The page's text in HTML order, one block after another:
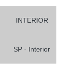
INTERIOR
SP - Interior